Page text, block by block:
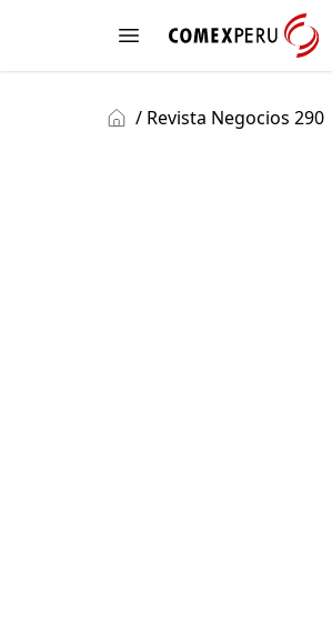
Open menu
ComexPerú
/ Revista Negocios 290